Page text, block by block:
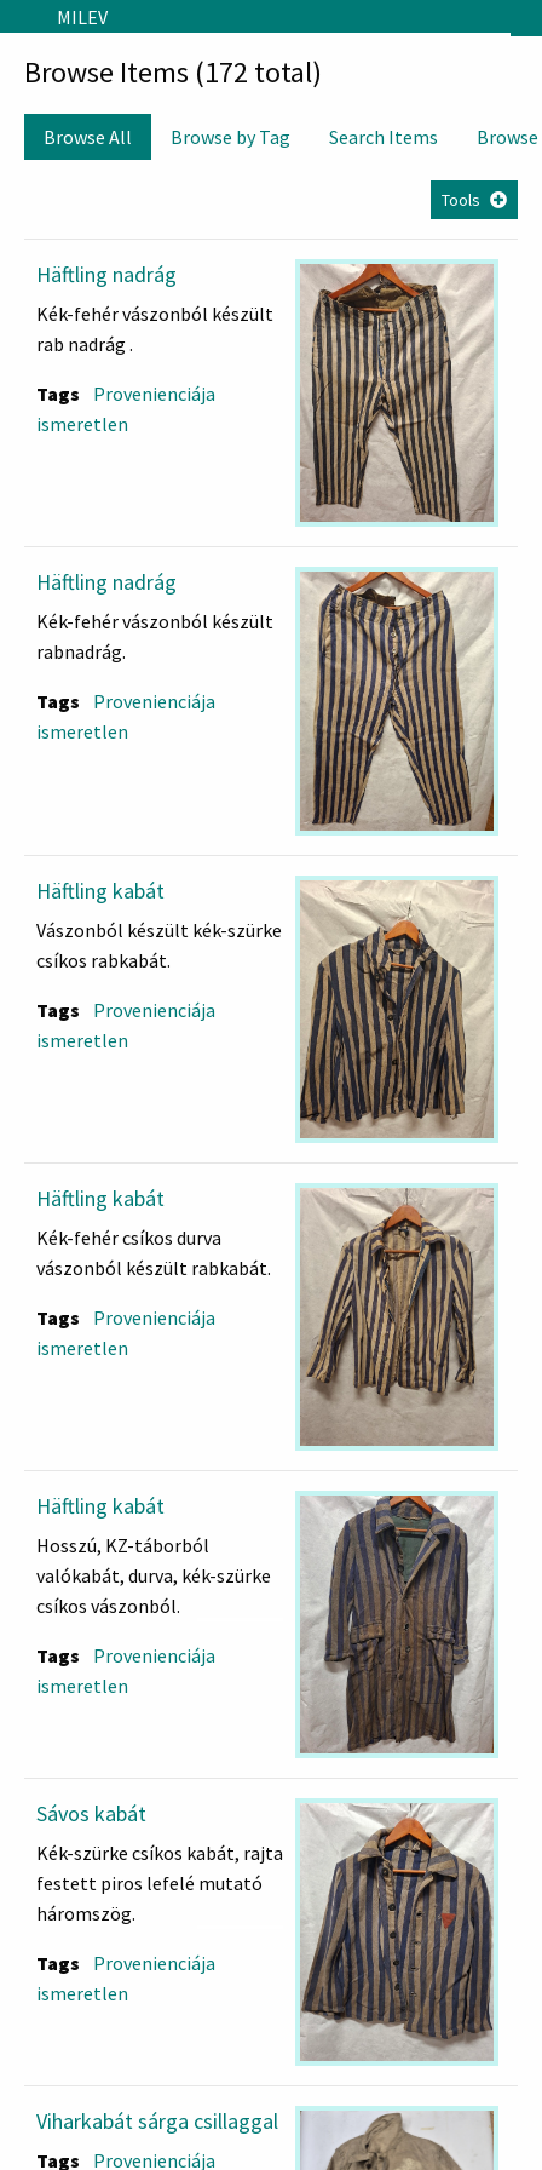
Skip to main content
MILEV
Browse Items (172 total)
Browse All Browse by Tag Search Items
Tools
Häftling nadrág
Kék-fehér vászonból készült
rab nadrág .
Tags
Provenienciája
ismeretlen
Häftling nadrág
Kék-fehér vászonból készült
rabnadrág.
Tags
Provenienciája
ismeretlen
Häftling kabát
Vászonból készült kék-szürke
csíkos rabkabát.
Tags
Provenienciája
ismeretlen
Häftling kabát
Kék-fehér csíkos durva
vászonból készült rabkabát.
Tags
Provenienciája
ismeretlen
Häftling kabát
Hosszú, KZ-táborból
valókabát, durva, kék-szürke
csíkos vászonból.
Tags
Provenienciája
ismeretlen
Sávos kabát
Kék-szürke csíkos kabát, rajta
festett piros lefelé mutató
háromszög.
Tags
Provenienciája
ismeretlen
Viharkabát sárga csillaggal
Tags Provenienciája